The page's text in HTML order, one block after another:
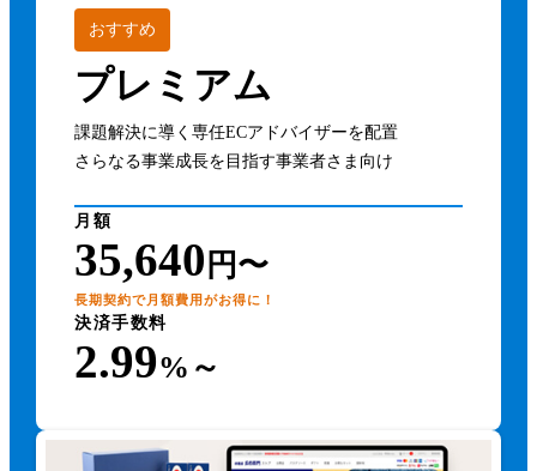
おすすめ
プレミアム
課題解決に導く専任ECアドバイザーを配置
さらなる事業成長を目指す事業者さま向け
月額
35,640 円〜
長期契約で月額費用がお得に！
決済手数料
2.99%～